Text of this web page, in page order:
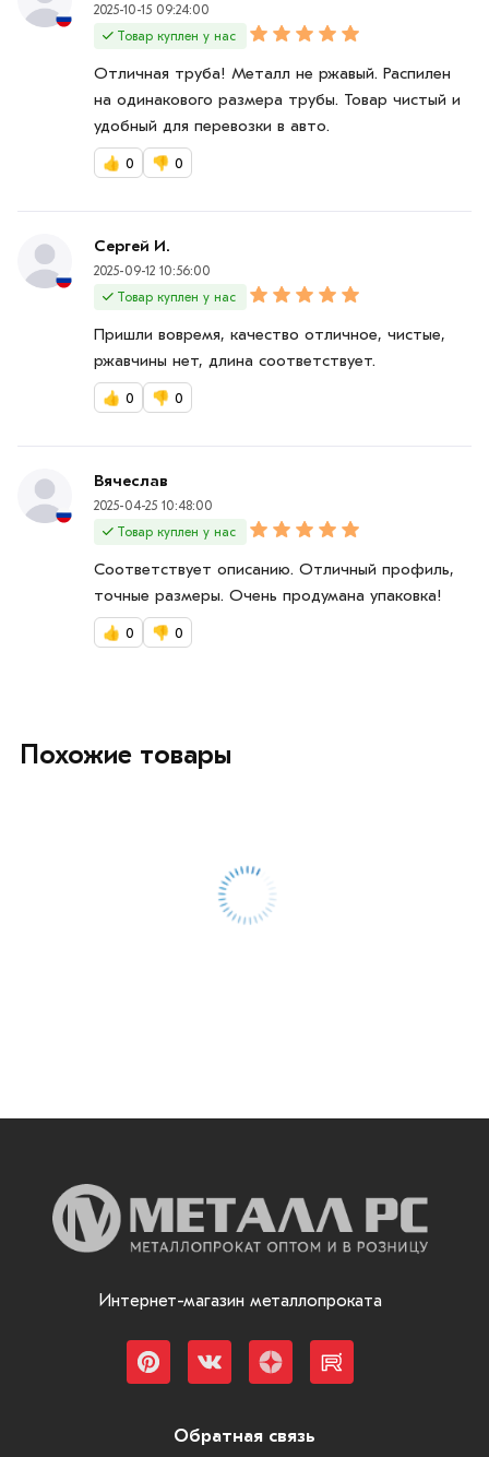
2025-10-15 09:24:00
Товар куплен у нас
Отличная труба! Металл не ржавый. Распилен
на одинакового размера трубы. Товар чистый и
удобный для перевозки в авто.
👍 0 👎 0
Сергей И.
2025-09-12 10:56:00
Товар куплен у нас
Пришли вовремя, качество отличное, чистые,
ржавчины нет, длина соответствует.
👍 0 👎 0
Вячеслав
2025-04-25 10:48:00
Товар куплен у нас
Соответствует описанию. Отличный профиль,
точные размеры. Очень продумана упаковка!
👍 0 👎 0
Похожие товары
Интернет-магазин металлопроката
Обратная связь